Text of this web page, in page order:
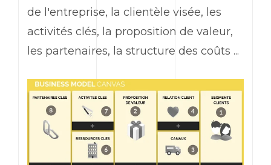
de l'entreprise, la clientèle visée, les
activités clés, la proposition de valeur,
les partenaires, la structure des coûts ...